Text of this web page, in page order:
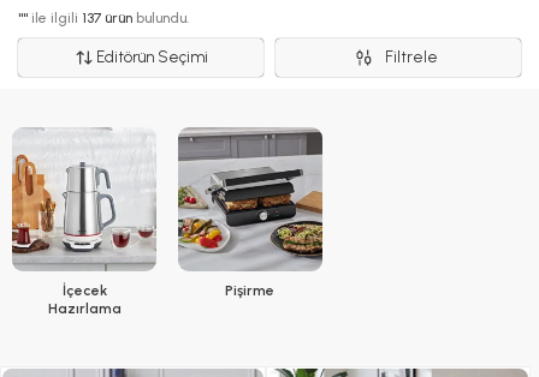
"" ile ilgili 137 ürün bulundu.
Editörün Seçimi Filtrele
İçecek
Hazırlama
Pişirme